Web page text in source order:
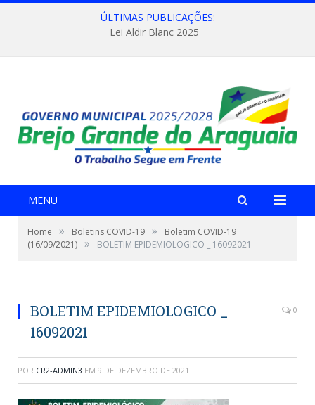
ÚLTIMAS PUBLICAÇÕES:
Lei Aldir Blanc 2025
MENU
Home » Boletins COVID-19 »
Boletim COVID-19
(16/09/2021) » BOLETIM EPIDEMIOLOGICO _ 16092021
BOLETIM EPIDEMIOLOGICO _
16092021
0
POR CR2-ADMIN3 EM 9 DE DEZEMBRO DE 2021